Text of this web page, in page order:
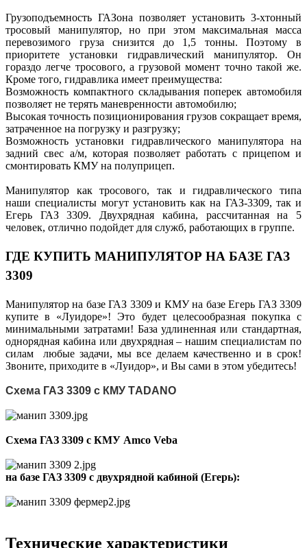
Грузоподъемность ГАЗона позволяет установить 3-хтонный
тросовый манипулятор, но при этом максимальная масса
перевозимого груза снизится до 1,5 тонны. Поэтому в
приоритете установки гидравлический манипулятор. Он
гораздо легче тросового, а грузовой момент точно такой же.
Кроме того, гидравлика имеет преимущества:
Возможность компактного складывания поперек автомобиля
позволяет не терять маневренности автомобилю;
Высокая точность позиционирования грузов сокращает время,
затраченное на погрузку и разгрузку;
Возможность установки гидравлического манипулятора на
задний свес а/м, которая позволяет работать с прицепом и
смонтировать КМУ на полуприцеп.
Манипулятор как тросового, так и гидравлического типа
наши специалисты могут установить как на ГАЗ-3309, так и
Егерь ГАЗ 3309. Двухрядная кабина, рассчитанная на 5
человек, отлично подойдет для служб, работающих в группе.
ГДЕ КУПИТЬ МАНИПУЛЯТОР НА БАЗЕ ГАЗ
3309
Манипулятор на базе ГАЗ 3309 и КМУ на базе Егерь ГАЗ 3309
купите в «Луидоре»! Это будет целесообразная покупка с
минимальными затратами! База удлиненная или стандартная,
однорядная кабина или двухрядная – нашим специалистам по
силам любые задачи, мы все делаем качественно и в срок!
Звоните, приходите в «Луидор», и Вы сами в этом убедитесь!
Схема ГАЗ 3309 с КМУ TАDANO
Схема ГАЗ 3309 с КМУ Amco Veba
на базе ГАЗ 3309 с двухрядной кабиной (Егерь):
Технические характеристики